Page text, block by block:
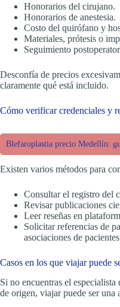
Honorarios del cirujano.
Honorarios de anestesia.
Costo del quirófano y
Materiales, prótesis o
Seguimiento
Desconfía de precios
claramente qué está incluido.
Cómo verificar credenciales y
Blefaroplastia precio Medellín:
Existen varios métodos para
Consultar el registro del
Revisar publicaciones
Leer reseñas en
Solicitar referencias de
asociaciones de
Casos en los que viajar puede
Si no encuentras el
de origen, viajar puede ser una